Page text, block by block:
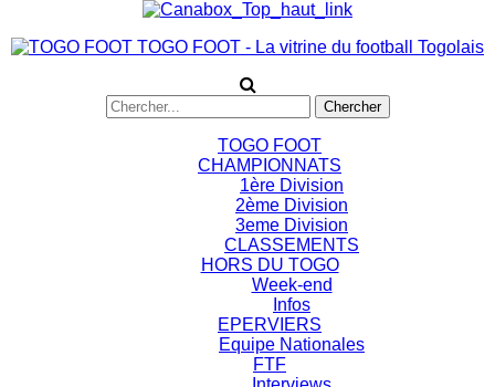
TOGO FOOT - La vitrine du football Togolais
TOGO FOOT
CHAMPIONNATS
1ère Division
2ème Division
3eme Division
CLASSEMENTS
HORS DU TOGO
Week-end
Infos
EPERVIERS
Equipe Nationales
FTF